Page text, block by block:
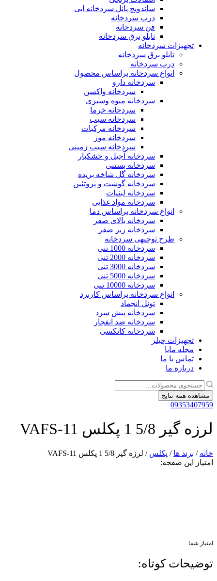
ساندویچ پانل سردخانه ایی
درب سردخانه
فن سردخانه
تابلو برق سردخانه
تجهیزات سردخانه
تابلو برق سردخانه
درب سردخانه
انواع سردخانه براساس محصول
سردخانه دارو
سردخانه واکسن
سردخانه میوه وسبزی
سردخانه خرما
سردخانه سیب
سردخانه مرکبات
سردخانه موز
سردخانه سیب زمینی
سردخانه آجیل و خشکبار
سردخانه بستنی
سردخانه گل شاخه بریده
سردخانه گوشت و پروتئین
سردخانه لبنیات
سردخانه مواد غذایی
انواع سردخانه براساس دما
سردخانه بالای صفر
سردخانه زیر صفر
طرح توجیهی سردخانه
سردخانه 1000 تنی
سردخانه 2000 تنی
سردخانه 3000 تنی
سردخانه 5000 تنی
سردخانه 10000 تنی
انواع سردخانه براساس کاربرد
تونل انجماد
سردخانه پیش سرد
سردخانه ضد انفجار
سردخانه کانکسی
تجهیزات چیلر
مجله مایا
تماس با ما
درباره ما
جستجو
...مشاهده همه نتایج
09353407959
لرزه گیر 5/8 1 پکلس VAFS-11
خانه / برند ها / پکلس / لرزه گیر 5/8 1 پکلس VAFS-11
امتیاز این صفحه:
امتیاز شما
توضیحات کوتاه: